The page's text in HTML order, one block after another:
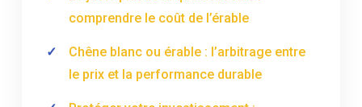
comprendre le coût de l’érable
Chêne blanc ou érable : l’arbitrage entre
le prix et la performance durable